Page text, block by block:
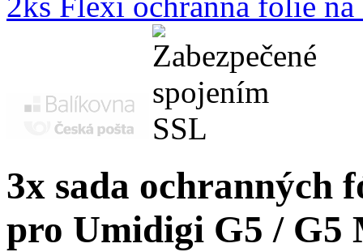
3x sada ochranných
pro Umidigi G5 / G5